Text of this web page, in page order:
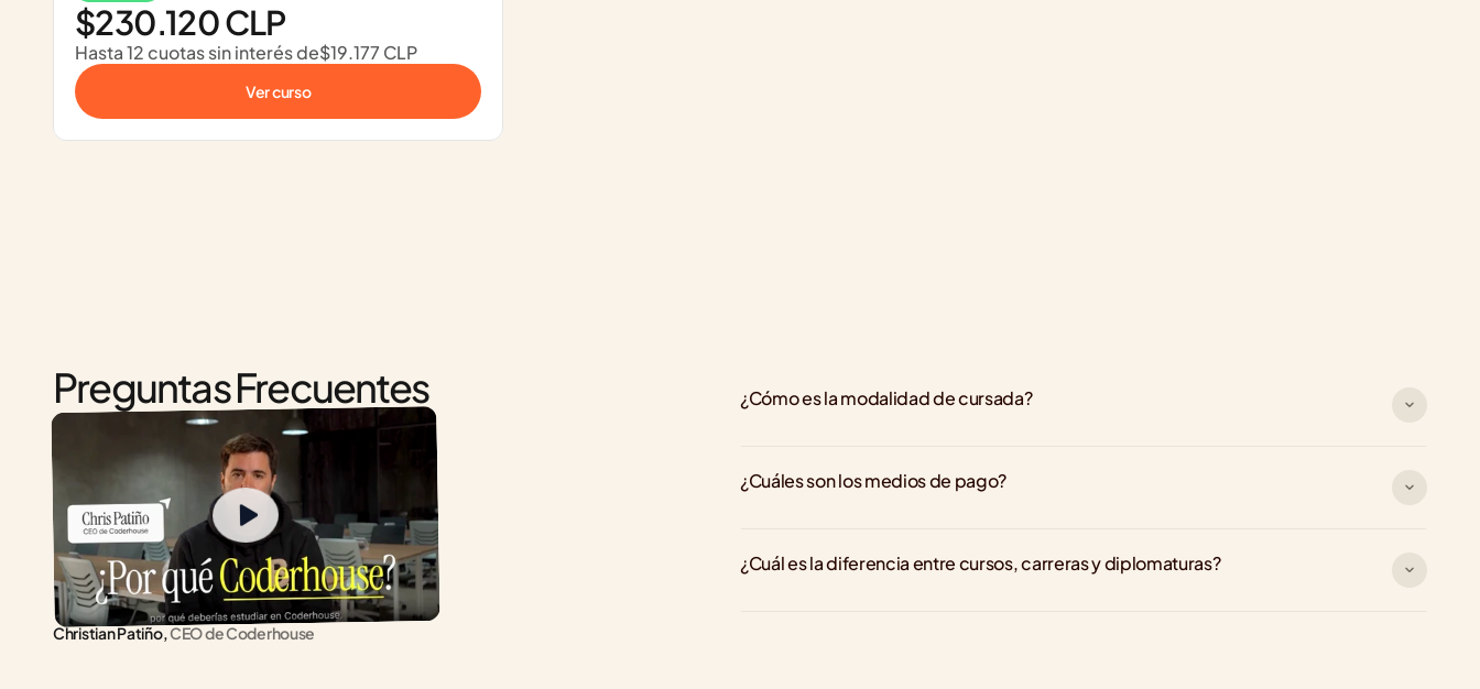
$230.120 CLP
Hasta 12 cuotas sin interés de$19.177 CLP
Ver curso
Preguntas Frecuentes
Christian Patiño, CEO de Coderhouse
¿Cómo es la modalidad de cursada?
¿Cuáles son los medios de pago?
¿Cuál es la diferencia entre cursos, carreras y diplomaturas?